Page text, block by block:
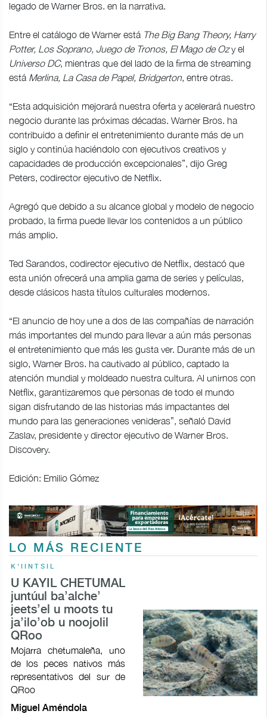
legado de Warner Bros. en la narrativa.
Entre el catálogo de Warner está The Big Bang Theory, Harry
Potter, Los Soprano, Juego de Tronos, El Mago de Ozy el
Universo DC, mientras que del lado de la firma de streaming
está Merlina, La Casa de Papel, Bridgerton, entre otras.
“Esta adquisición mejorará nuestra oferta y acelerará nuestro
negocio durante las próximas décadas. Warner Bros. ha
contribuido a definir el entretenimiento durante más de un
siglo y continúa haciéndolo con ejecutivos creativos y
capacidades de producción excepcionales”, dijo Greg
Peters, codirector ejecutivo de Netflix.
Agregó que debido a su alcance global y modelo de negocio
probado, la firma puede llevar los contenidos a un público
más amplio.
Ted Sarandos, codirector ejecutivo de Netflix, destacó que
esta unión ofrecerá una amplia gama de series y películas,
desde clásicos hasta títulos culturales modernos.
“El anuncio de hoy une a dos de las compañías de narración
más importantes del mundo para llevar a aún más personas
el entretenimiento que más les gusta ver. Durante más de un
siglo, Warner Bros. ha cautivado al público, captado la
atención mundial y moldeado nuestra cultura. Al unirnos con
Netflix, garantizaremos que personas de todo el mundo
sigan disfrutando de las historias más impactantes del
mundo para las generaciones venideras”, señaló David
Zaslav, presidente y director ejecutivo de Warner Bros.
Discovery.
Edición: Emilio Gómez
LO MÁS RECIENTE
K'IINTSIL
U KAYIL CHETUMAL
juntúul ba’alche’
jeets’el u moots tu
ja’ilo’ob u noojolil
QRoo
Mojarra chetumaleña, uno
de los peces nativos más
representativos del sur de
QRoo
Miguel Améndola